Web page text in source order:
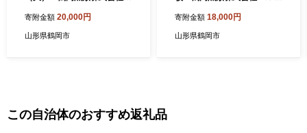
寄附金額 20,000円
山形県鶴岡市
寄附金額 18,000円
山形県鶴岡市
この自治体のおすすめ返礼品